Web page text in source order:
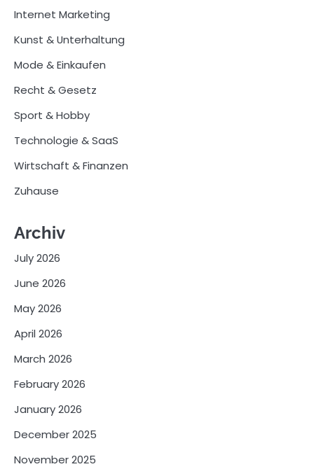
Internet Marketing
Kunst & Unterhaltung
Mode & Einkaufen
Recht & Gesetz
Sport & Hobby
Technologie & SaaS
Wirtschaft & Finanzen
Zuhause
Archiv
July 2026
June 2026
May 2026
April 2026
March 2026
February 2026
January 2026
December 2025
November 2025